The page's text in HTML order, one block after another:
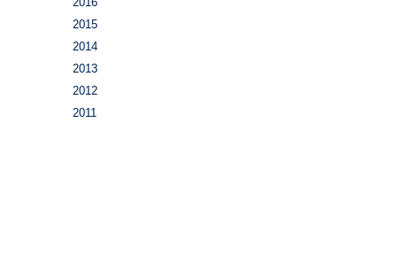
2015
2014
2013
2012
2011